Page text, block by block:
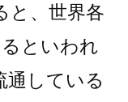
と、世界各
といわれ
通している